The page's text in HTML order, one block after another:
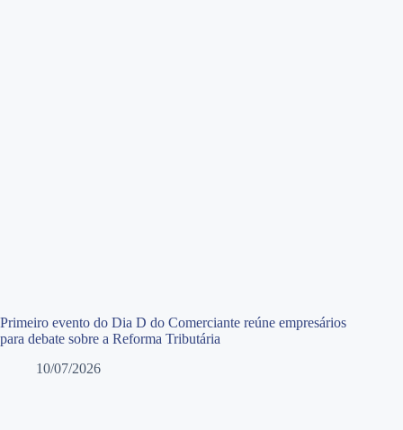
Primeiro evento do Dia D do Comerciante reúne empresários
para debate sobre a Reforma Tributária
10/07/2026